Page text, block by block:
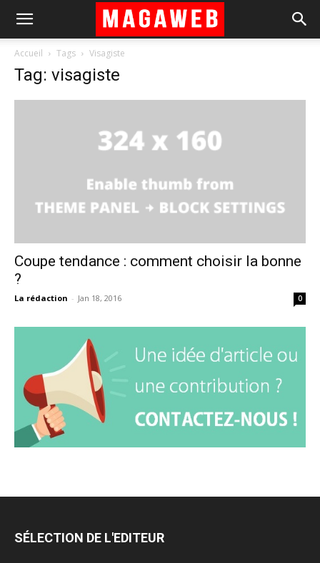
Accueil Tags Visagiste
Tag: visagiste
Coupe tendance : comment choisir la bonne
?
La rédaction - Jan 18, 2016 0
SÉLECTION DE L'EDITEUR